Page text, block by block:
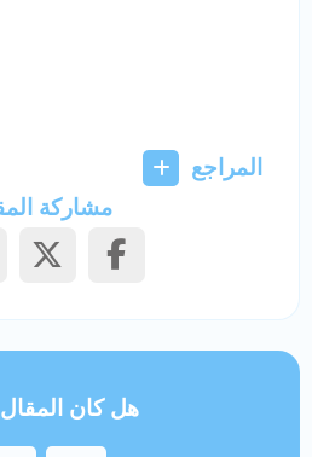
المراجع
مشاركة
هل كان المقال